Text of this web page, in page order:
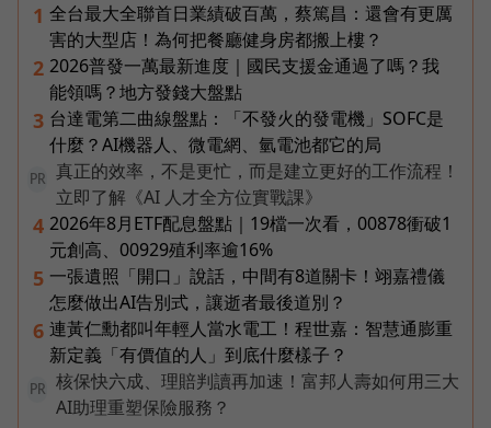
1 全台最大全聯首日業績破百萬，蔡篤昌：還會有更厲
害的大型店！為何把餐廳健身房都搬上樓？
2 2026普發一萬最新進度｜國民支援金通過了嗎？我
能領嗎？地方發錢大盤點
3 台達電第二曲線盤點：「不發火的發電機」SOFC是
什麼？AI機器人、微電網、氫電池都它的局
PR
真正的效率，不是更忙，而是建立更好的工作流程！
立即了解《AI 人才全方位實戰課》
4 2026年8月ETF配息盤點｜19檔一次看，00878衝破1
元創高、00929殖利率逾16%
5 一張遺照「開口」說話，中間有8道關卡！翊嘉禮儀
怎麼做出AI告別式，讓逝者最後道別？
6 連黃仁勳都叫年輕人當水電工！程世嘉：智慧通膨重
新定義「有價值的人」到底什麼樣子？
PR
核保快六成、理賠判讀再加速！富邦人壽如何用三大
AI助理重塑保險服務？